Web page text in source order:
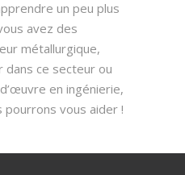
un peu plus
avez des
métallurgique,
dans ce secteur ou
en ingénierie,
vous aider !